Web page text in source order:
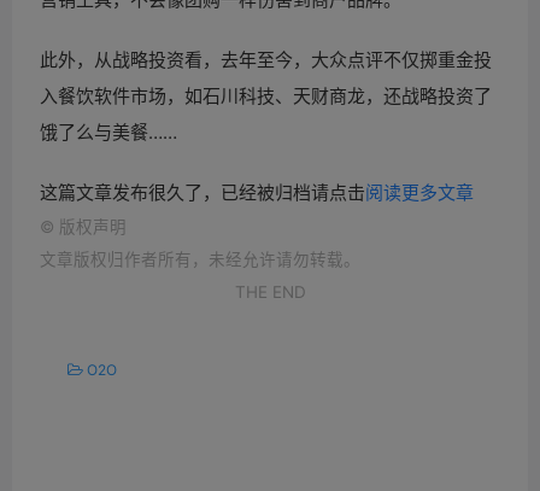
此外，从战略投资看，去年至今，大众点评不仅掷重金投
入餐饮软件市场，如石川科技、天财商龙，还战略投资了
饿了么与美餐……
这篇文章发布很久了，已经被归档请点击阅读更多文章
© 版权声明
文章版权归作者所有，未经允许请勿转载。
THE END
O2O